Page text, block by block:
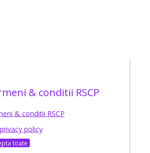
& conditii RSCP
& conditii RSCP
policy
toate